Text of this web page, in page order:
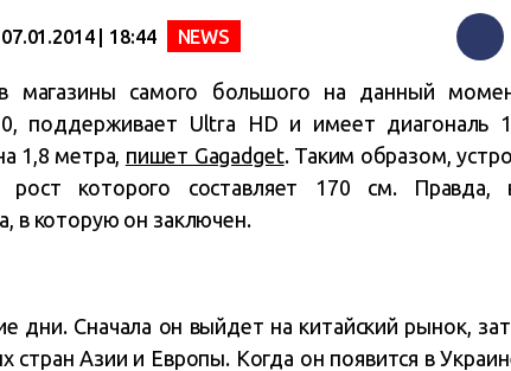
07.01.2014 | 18:44 NEWS
в магазины самого большого на данный
поддерживает Ultra HD и имеет диагональ
1,8 метра, пишет Gagadget. Таким образом,
рост которого составляет 170 см. Правда,
в которую он заключен.
дни. Сначала он выйдет на китайский рынок,
стран Азии и Европы. Когда он появится в